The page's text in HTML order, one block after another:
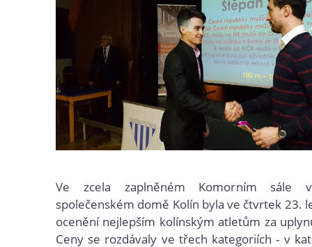
Ve zcela zaplněném Komorním sále
společenském domě Kolín byla ve čtvrtek 23.
ocenění nejlepším kolínským atletům za
Ceny se rozdávaly ve třech kategoriích - v